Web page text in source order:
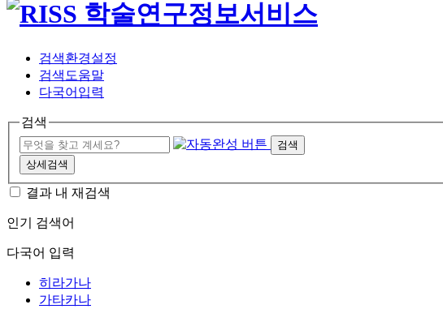
검색환경설정
검색도움말
다국어입력
검색
검색
상세검색
결과 내 재검색
인기 검색어
다국어 입력
히라가나
가타카나